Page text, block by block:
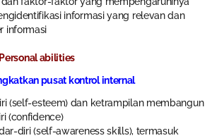
informasi yang relevan dan
informasi
abilities
pusat kontrol internal
(self-esteem) dan ketrampilan membangun
(confidence)
diri (self-awareness skills), termasuk